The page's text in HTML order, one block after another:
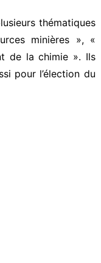
thématiques
minières », «
de la chimie ». Ils
pour l’élection du